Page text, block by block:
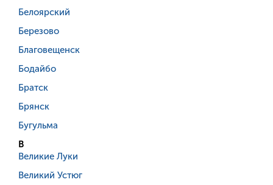
Белоярский
Березово
Благовещенск
Бодайбо
Братск
Брянск
Бугульма
В
Великие Луки
Великий Устюг